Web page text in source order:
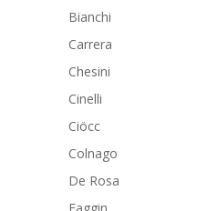
Bianchi
Carrera
Chesini
Cinelli
Ciöcc
Colnago
De Rosa